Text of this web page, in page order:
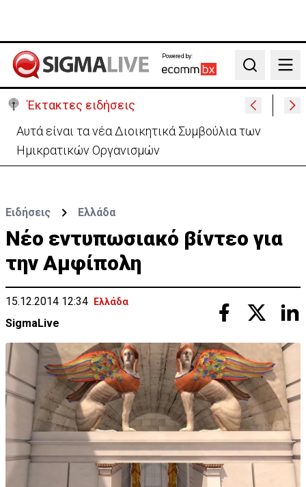
Powered by:
Search
Έκτακτες ειδήσεις
Το παρασκήνιο της τελετής διαβεβαίωσης-Οι
αγχωμένοι και οι πιο.. χαλαροί (vid)
Ειδήσεις Ελλάδα
Νέο εντυπωσιακό βίντεο για
την Αμφίπολη
15.12.2014 12:34 Ελλάδα
SigmaLive